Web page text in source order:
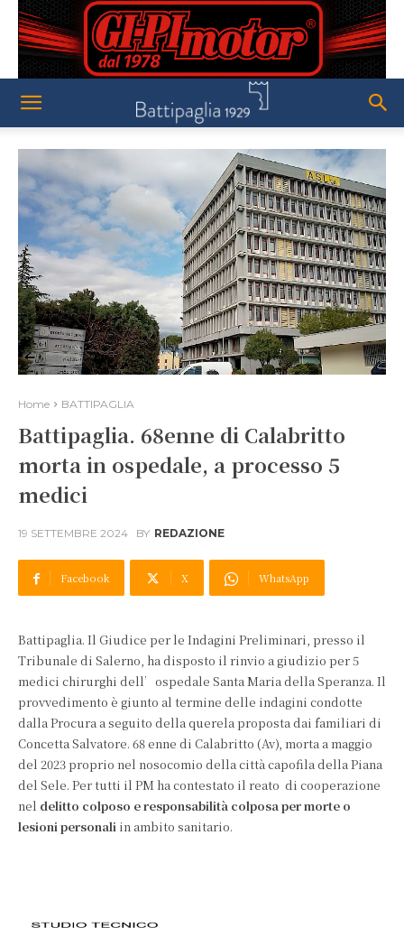
Home BATTIPAGLIA
Battipaglia. 68enne di Calabritto
morta in ospedale, a processo 5
medici
19 SETTEMBRE 2024 BY REDAZIONE
Facebook X WhatsApp
Battipaglia. Il Giudice per le Indagini Preliminari, presso il
Tribunale di Salerno, ha disposto il rinvio a giudizio per 5
medici chirurghi dell’ospedale Santa Maria della Speranza. Il
provvedimento è giunto al termine delle indagini condotte
dalla Procura a seguito della querela proposta dai familiari di
Concetta Salvatore. 68 enne di Calabritto (Av), morta a maggio
del 2023 proprio nel nosocomio della città capofila della Piana
del Sele. Per tutti il PM ha contestato il reato di cooperazione
nel delitto colposo e responsabilità colposa per morte o
lesioni personali in ambito sanitario.